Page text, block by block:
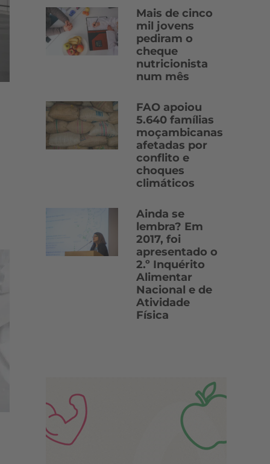
Mais de cinco
mil jovens
pediram o
cheque
nutricionista
num mês
FAO apoiou
5.640 famílias
moçambicanas
afetadas por
conflito e
choques
climáticos
Ainda se
lembra? Em
2017, foi
apresentado o
2.º Inquérito
Alimentar
Nacional e de
Atividade
Física